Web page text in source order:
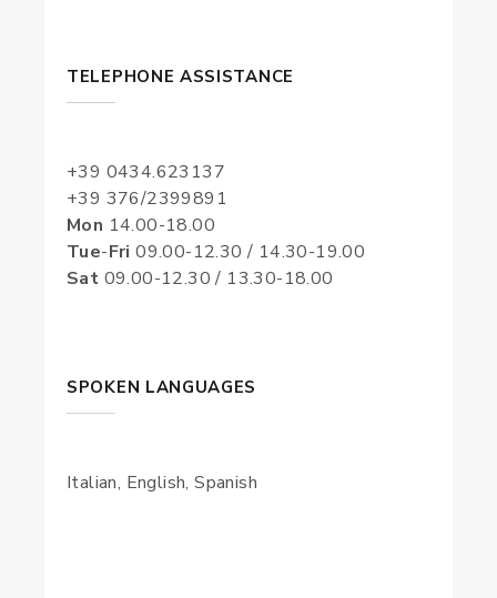
TELEPHONE ASSISTANCE
+39 0434.623137
+39 376/2399891
Mon 14.00-18.00
Tue-Fri09.00-12.30 / 14.30-19.00
Sat 09.00-12.30 / 13.30-18.00
SPOKEN LANGUAGES
Italian, English, Spanish